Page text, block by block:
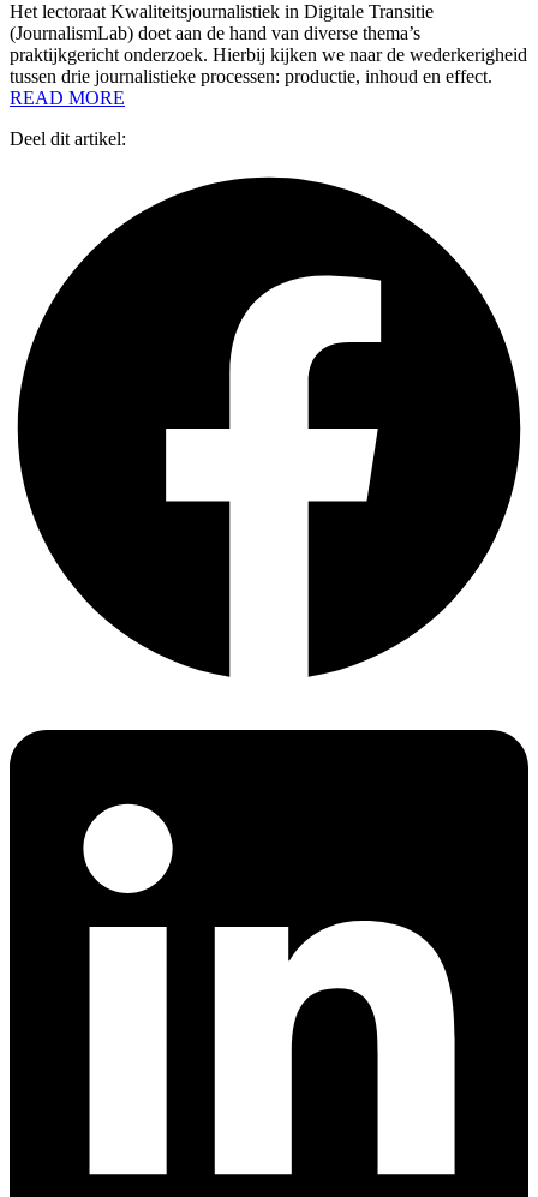
Het lectoraat Kwaliteitsjournalistiek in Digitale Transitie
(JournalismLab) doet aan de hand van diverse thema’s
praktijkgericht onderzoek. Hierbij kijken we naar de wederkerigheid
tussen drie journalistieke processen: productie, inhoud en effect.
READ MORE
Deel dit artikel: